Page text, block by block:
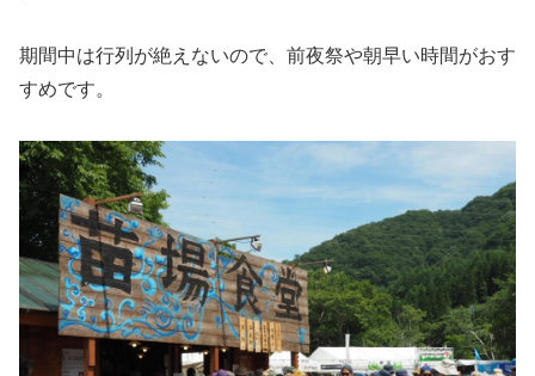
期間中は行列が絶えないので、前夜祭や朝早い時間がおす
すめです。